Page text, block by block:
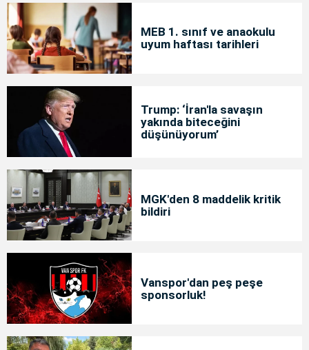
MEB 1. sınıf ve anaokulu
uyum haftası tarihleri
Trump: ‘İran'la savaşın
yakında biteceğini
düşünüyorum’
MGK'den 8 maddelik kritik
bildiri
Vanspor'dan peş peşe
sponsorluk!